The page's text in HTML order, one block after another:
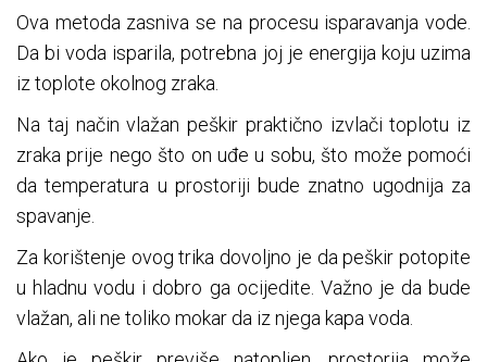
Ova metoda zasniva se na procesu isparavanja vode.
Da bi voda isparila, potrebna joj je energija koju uzima
iz toplote okolnog zraka.
Na taj način vlažan peškir praktično izvlači toplotu iz
zraka prije nego što on uđe u sobu, što može pomoći
da temperatura u prostoriji bude znatno ugodnija za
spavanje.
Za korištenje ovog trika dovoljno je da peškir potopite
u hladnu vodu i dobro ga ocijedite. Važno je da bude
vlažan, ali ne toliko mokar da iz njega kapa voda.